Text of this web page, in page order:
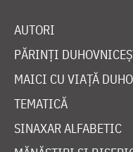
AUTORI
PĂRINȚI
MAICI CU VIAȚĂ
TEMATICĂ
SINAXAR ALFABETIC